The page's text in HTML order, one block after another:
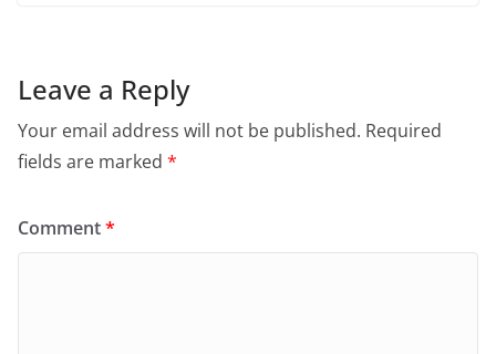
Leave a Reply
Your email address will not be published. Required
fields are marked *
Comment*